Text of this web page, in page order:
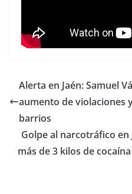
Alerta en Jaén: Samuel
aumento de violaciones
barrios
Golpe al narcotráfico en
más de 3 kilos de